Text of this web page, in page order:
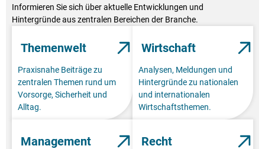
Informieren Sie sich über aktuelle Entwicklungen und
Hintergründe aus zentralen Bereichen der Branche.
Themenwelt
Praxisnahe Beiträge zu
zentralen Themen rund um
Vorsorge, Sicherheit und
Alltag.
Wirtschaft
Analysen, Meldungen und
Hintergründe zu nationalen
und internationalen
Wirtschaftsthemen.
Management Recht